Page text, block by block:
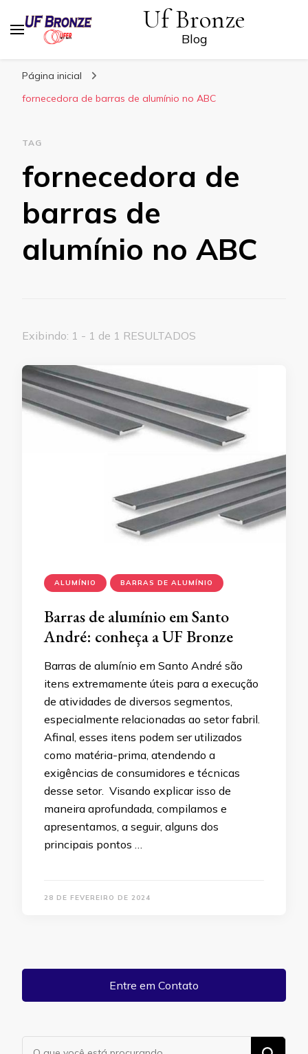
Uf Bronze
Blog
Página inicial
fornecedora de barras de alumínio no ABC
TAG
fornecedora de
barras de
alumínio no ABC
Exibindo: 1 - 1 de 1 RESULTADOS
ALUMÍNIO BARRAS DE ALUMÍNIO
Barras de alumínio em Santo
André: conheça a UF Bronze
Barras de alumínio em Santo André são
itens extremamente úteis para a execução
de atividades de diversos segmentos,
especialmente relacionadas ao setor fabril.
Afinal, esses itens podem ser utilizados
como matéria-prima, atendendo a
exigências de consumidores e técnicas
desse setor. Visando explicar isso de
maneira aprofundada, compilamos e
apresentamos, a seguir, alguns dos
principais pontos …
28 DE FEVEREIRO DE 2024
Entre em Contato
Procurando